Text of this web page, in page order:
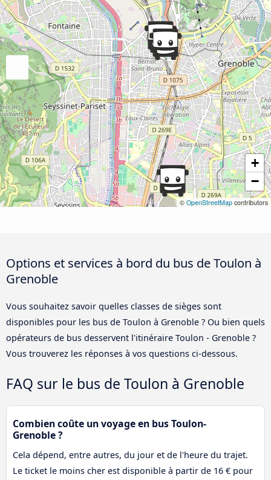
+
−
©OpenStreetMapcontributors
Options et services à bord du bus de Toulon à
Grenoble
Vous souhaitez savoir quelles classes de sièges sont
disponibles pour les bus de Toulon à Grenoble ? Ou bien quels
opérateurs de bus desservent l'itinéraire Toulon - Grenoble ?
Vous trouverez les réponses à vos questions ci-dessous.
FAQ sur le bus de Toulon à Grenoble
Combien coûte un voyage en bus Toulon-
Grenoble ?
Cela dépend, entre autres, du jour et de l'heure du trajet.
Le ticket le moins cher est disponible à partir de 16 € pour